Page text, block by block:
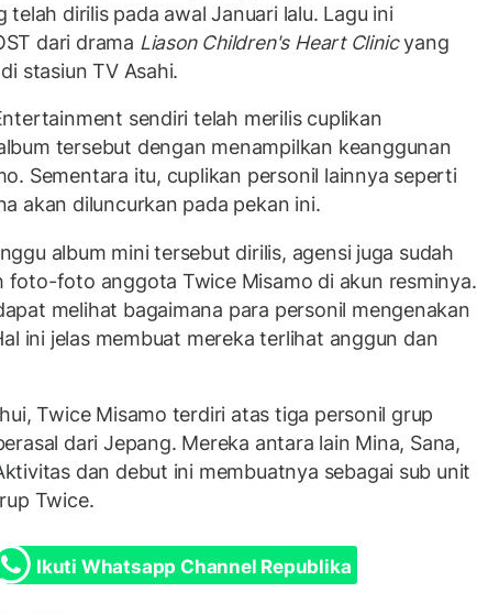
telah dirilis pada awal Januari lalu. Lagu ini
dari drama Liason Children's Heart Clinicyang
stasiun TV Asahi.
sendiri telah merilis cuplikan
tersebut dengan menampilkan keanggunan
Sementara itu, cuplikan personil lainnya seperti
akan diluncurkan pada pekan ini.
album mini tersebut dirilis, agensi juga sudah
foto-foto anggota Twice Misamo di akun resminya.
melihat bagaimana para personil mengenakan
ini jelas membuat mereka terlihat anggun dan
Twice Misamo terdiri atas tiga personil grup
dari Jepang. Mereka antara lain Mina, Sana,
dan debut ini membuatnya sebagai sub unit
Twice.
Ikuti Whatsapp Channel Republika